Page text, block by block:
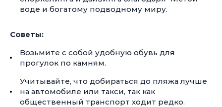
воде и богатому подводному миру.
Советы:
Возьмите с собой удобную обувь для
прогулок по камням.
Учитывайте, что добираться до пляжа лучше
на автомобиле или такси, так как
общественный транспорт ходит редко.